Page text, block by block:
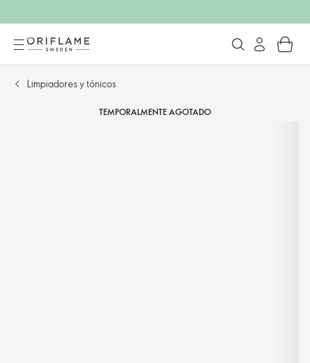
Limpiadores y tónicos
TEMPORALMENTE AGOTADO